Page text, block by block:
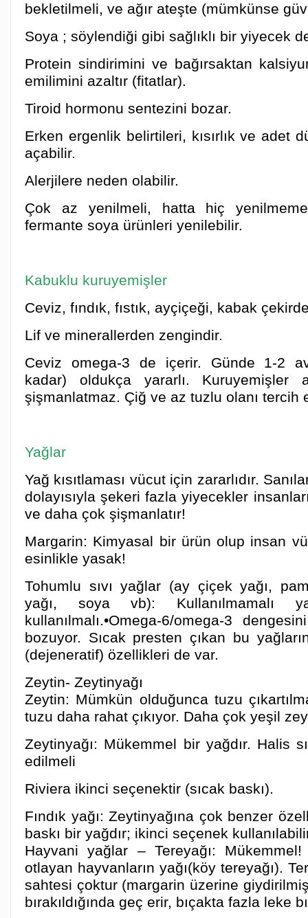
bekletilmeli, ve ağır ateşte (mümkünse
Soya ; söylendiği gibi sağlıklı bir yiyecek
Protein sindirimini ve bağırsaktan
emilimini azaltır (fitatlar).
Tiroid hormonu sentezini bozar.
Erken ergenlik belirtileri, kısırlık ve adet
açabilir.
Alerjilere neden olabilir.
Çok az yenilmeli, hatta hiç
fermante soya ürünleri yenilebilir.
Kabuklu kuruyemişler
Ceviz, fındık, fıstık, ayçiçeği, kabak
Lif ve minerallerden zengindir.
Ceviz omega-3 de içerir. Günde 1-2
kadar) oldukça yararlı. Kuruyemişler
şişmanlatmaz. Çiğ ve az tuzlu olanı tercih
Yağlar
Yağ kısıtlaması vücut için zararlıdır.
dolayısıyla şekeri fazla yiyecekler
ve daha çok şişmanlatır!
Margarin: Kimyasal bir ürün olup insan
esinlikle yasak!
Tohumlu sıvı yağlar (ay çiçek yağı,
yağı, soya vb):
kullanılmalı.•Omega-6/omega-3
bozuyor. Sıcak presten çıkan bu yağların
(dejeneratif) özellikleri de var.
Zeytin- Zeytinyağı
Zeytin: Mümkün olduğunca tuzu
tuzu daha rahat çıkıyor. Daha çok yeşil
Zeytinyağı: Mükemmel bir yağdır. Halis
edilmeli
Riviera ikinci seçenektir (sıcak baskı).
Fındık yağı: Zeytinyağına çok benzer
baskı bir yağdır; ikinci seçenek
Hayvani yağlar – Tereyağı:
otlayan hayvanların yağı(köy tereyağı).
sahtesi çoktur (margarin üzerine
bırakıldığında geç erir, bıçakta fazla leke